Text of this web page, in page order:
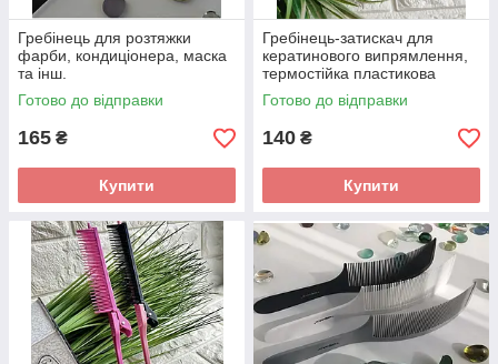
Гребінець для розтяжки
фарби, кондиціонера, маска
та інш.
Готово до відправки
165 ₴
Купити
Гребінець-затискач для
кератинового випрямлення,
термостійка пластикова
Готово до відправки
140 ₴
Купити